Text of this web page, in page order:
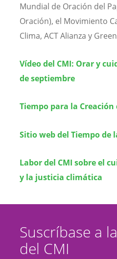
Mundial de Oración del
Oración), el Movimiento
Clima, ACT Alianza y
Vídeo del CMI: Orar y
de septiembre
Tiempo para la Creación
Sitio web del Tiempo de
Labor del CMI sobre el
y la justicia climática
Suscríbase a
del CMI